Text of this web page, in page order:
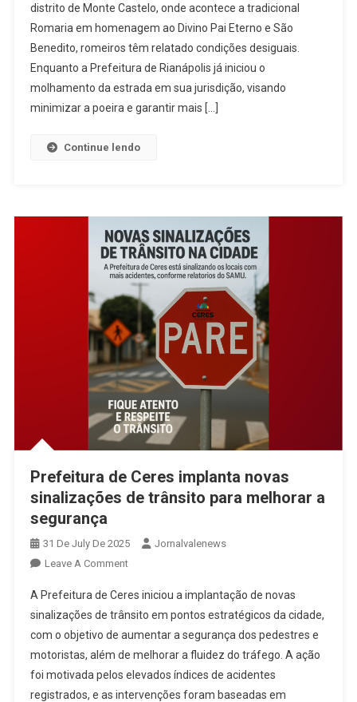
A
Estrada
Molhada
Para
A
Romaria,
De
Jaraguá
distrito de Monte Castelo, onde acontece a tradicional
Romaria em homenagem ao Divino Pai Eterno e São
Benedito, romeiros têm relatado condições desiguais.
Enquanto a Prefeitura de Rianápolis já iniciou o
molhamento da estrada em sua jurisdição, visando
minimizar a poeira e garantir mais […]
Continue lendo
Prefeitura de Ceres implanta novas
sinalizações de trânsito para melhorar a
segurança
31 De July De 2025
Jornalvalenews
Leave A CommentOn
De
Ceres
Implanta
Novas
Sinalizações
De
A Prefeitura de Ceres iniciou a implantação de novas
sinalizações de trânsito em pontos estratégicos da cidade,
com o objetivo de aumentar a segurança dos pedestres e
motoristas, além de melhorar a fluidez do tráfego. A ação
foi motivada pelos elevados índices de acidentes
registrados, e as intervenções foram baseadas em